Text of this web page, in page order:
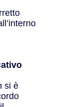
si è